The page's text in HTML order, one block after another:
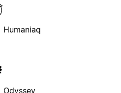
Humaniaq
Odyssey